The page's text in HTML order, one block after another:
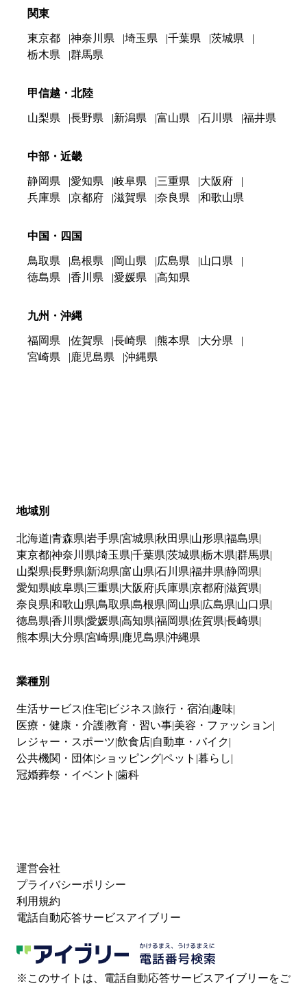
関東
東京都 神奈川県 埼玉県 千葉県
茨城県
栃木県
群馬県
甲信越・北陸
山梨県 長野県 新潟県 富山県 石川県 福井県
中部・近畿
静岡県 愛知県 岐阜県 三重県
大阪府
兵庫県
京都府 滋賀県 奈良県 和歌山県
中国・四国
鳥取県 島根県 岡山県 広島県
山口県
徳島県
香川県 愛媛県 高知県
九州・沖縄
福岡県 佐賀県 長崎県 熊本県
大分県
宮崎県
鹿児島県 沖縄県
地域別
北海道 青森県 岩手県 宮城県 秋田県 山形県 福島県
東京都神奈川県 埼玉県 千葉県 茨城県 栃木県 群馬県
山梨県 長野県 新潟県 富山県 石川県 福井県 静岡県
愛知県 岐阜県 三重県 大阪府兵庫県 京都府滋賀県
奈良県 和歌山県 鳥取県 島根県 岡山県 広島県 山口県
徳島県 香川県 愛媛県 高知県 福岡県 佐賀県 長崎県
熊本県 大分県 宮崎県 鹿児島県 沖縄県
業種別
生活サービス 住宅 ビジネス 旅行・宿泊 趣味
医療・健康・介護教育・習い事 美容・ファッション
レジャー・スポーツ 飲食店 自動車・バイク
公共機関・団体 ショッピングペット 暮らし
冠婚葬祭・イベント 歯科
運営会社
プライバシーポリシー
利用規約
電話自動応答サービスアイブリー
※このサイトは、電話自動応答サービスアイブリーをご